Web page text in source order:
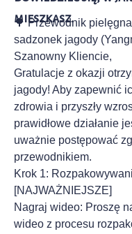
mieszkasz.
🌳 Przewodnik
sadzonek jagody
Szanowny Kliencie,
Gratulacje z okazji
jagody! Aby zapewnić
zdrowia i przyszły
prawidłowe działanie
uważnie postępować
przewodnikiem.
Krok 1:
[NAJWAŻNIEJSZE]
Nagraj wideo: Proszę
wideo z procesu